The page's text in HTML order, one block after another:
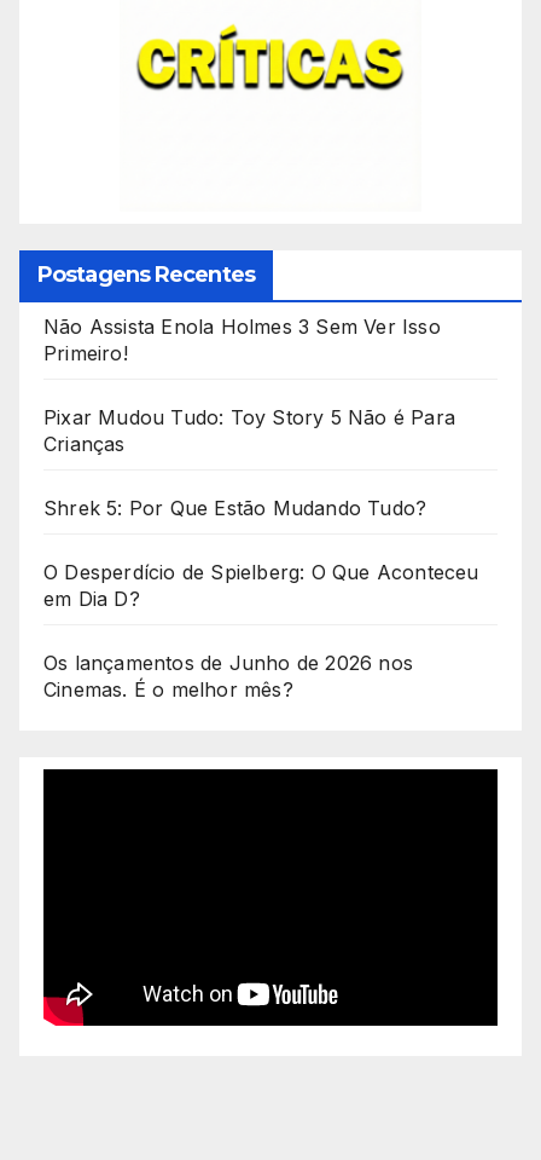
Postagens Recentes
Não Assista Enola Holmes 3 Sem Ver Isso
Primeiro!
Pixar Mudou Tudo: Toy Story 5 Não é Para
Crianças
Shrek 5: Por Que Estão Mudando Tudo?
O Desperdício de Spielberg: O Que Aconteceu
em Dia D?
Os lançamentos de Junho de 2026 nos
Cinemas. É o melhor mês?